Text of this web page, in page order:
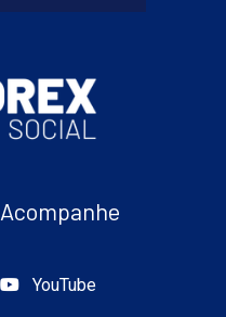
Acompanhe
YouTube